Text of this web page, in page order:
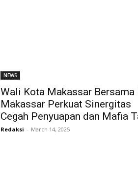
NEWS
Wali Kota Makassar Bersama
Makassar Perkuat Sinergitas
Cegah Penyuapan dan Mafia
Redaksi - March 14, 2025